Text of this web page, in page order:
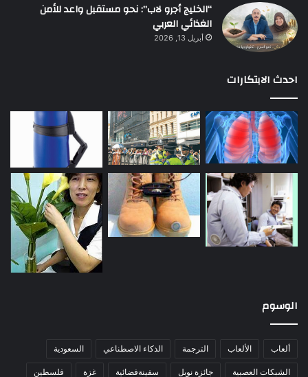
“الخليج أجرو لاب”: نحو مستقبل واعد للأمن
الغذائي العربي
أبريل 13, 2026
احدث الابتكارات
الوسوم
ألعاب الألعاب الترجمة الذكاء الاصطناعي السعودية
الشبكات العصبية جائزة نوبل سفينةفضائية غزة فلسطين